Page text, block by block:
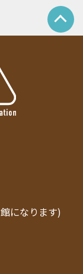
になります)